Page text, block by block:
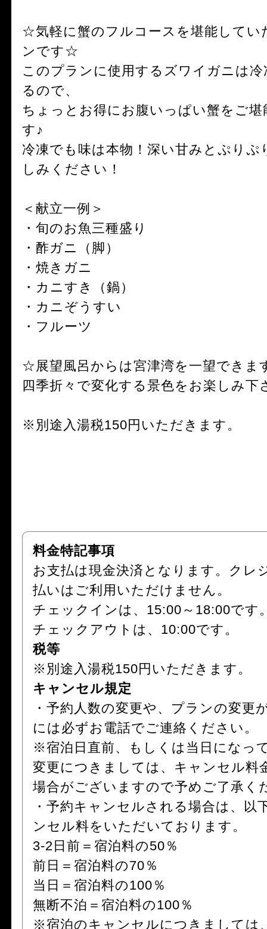
☆気軽に蟹のフルコースを堪能してい
ンです☆
このプランに使用するズワイガニは
るので、
ちょっとお得にお腹いっぱい蟹をご
す♪
冷凍でも味は本物！深い甘みとぷりぷ
しみください！
＜献立一例＞
・旬のお魚三種盛り
・酢ガニ（脚）
・焼きガニ
・カニすき（鍋）
・カニぞうすい
・フルーツ
☆展望風呂からは宮津湾を一望できま
四季折々で変化する景色をお楽しみ下
※別途入湯税150円いただきます。
料金特記事項
お支払は現金決済となります。クレ
払いはご利用いただけません。
チェックインは、15:00～18:00です
チェックアウトは、10:00です。
税等
※別途入湯税150円いただきます。
キャンセル規定
・予約人数の変更や、プランの変更
には必ずお電話でご連絡ください。
※宿泊日直前、もしくは当日になっ
変更につきましては、キャンセル料
場合がございますので予めご了承く
・予約キャンセルされる場合は、以
ンセル料をいただいております。
3-2日前＝宿泊料の50％
前日＝宿泊料の70％
当日＝宿泊料の100％
無断不泊＝宿泊料の100％
※宿泊のキャンセルにつきましては